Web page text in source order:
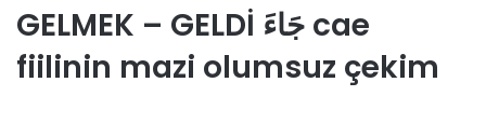
GELMEK – GELDİ جَاءَ cae
fiilinin mazi olumsuz çekim